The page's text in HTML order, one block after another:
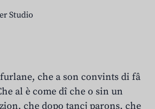
Studio
che a son convints di fâ
al è come dî che o sin un
che dopo tancj parons, che